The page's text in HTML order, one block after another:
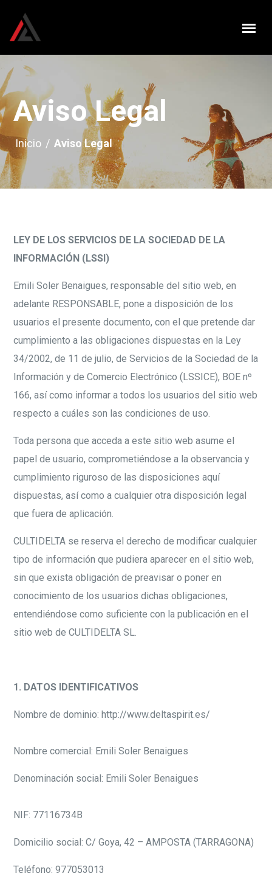
Aviso Legal
Inicio / Aviso Legal
LEY DE LOS SERVICIOS DE LA SOCIEDAD DE LA
INFORMACIÓN (LSSI)
Emili Soler Benaigues, responsable del sitio web, en
adelante RESPONSABLE, pone a disposición de los
usuarios el presente documento, con el que pretende dar
cumplimiento a las obligaciones dispuestas en la Ley
34/2002, de 11 de julio, de Servicios de la Sociedad de la
Información y de Comercio Electrónico (LSSICE), BOE nº
166, así como informar a todos los usuarios del sitio web
respecto a cuáles son las condiciones de uso.
Toda persona que acceda a este sitio web asume el
papel de usuario, comprometiéndose a la observancia y
cumplimiento riguroso de las disposiciones aquí
dispuestas, así como a cualquier otra disposición legal
que fuera de aplicación.
CULTIDELTA se reserva el derecho de modificar cualquier
tipo de información que pudiera aparecer en el sitio web,
sin que exista obligación de preavisar o poner en
conocimiento de los usuarios dichas obligaciones,
entendiéndose como suficiente con la publicación en el
sitio web de CULTIDELTA SL.
1. DATOS IDENTIFICATIVOS
Nombre de dominio: http://www.deltaspirit.es/
Nombre comercial: Emili Soler Benaigues
Denominación social: Emili Soler Benaigues
NIF: 77116734B
Domicilio social: C/ Goya, 42 – AMPOSTA (TARRAGONA)
Teléfono: 977053013